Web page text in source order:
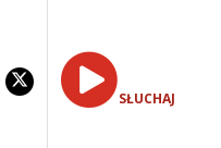
SŁUCHAJ